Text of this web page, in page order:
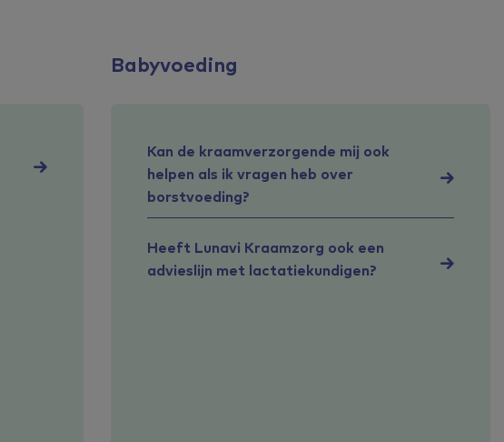
Babyvoeding
Kan de kraamverzorgende mij ook
helpen als ik vragen heb over
borstvoeding?
Heeft Lunavi Kraamzorg ook een
advieslijn met lactatiekundigen?